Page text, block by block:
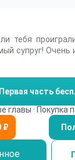
тебя
супруг! Очень
делать, если
Причем, совсем
виноваты.
третий: а что
Первая часть
главы · Покупка